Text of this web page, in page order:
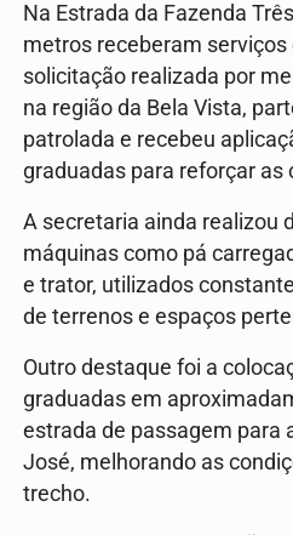
Na Estrada da Fazenda
metros receberam
solicitação realizada por
na região da Bela Vista,
patrolada e recebeu
graduadas para reforçar as
A secretaria ainda realizou
máquinas como pá
e trator, utilizados
de terrenos e espaços
Outro destaque foi a
graduadas em
estrada de passagem para
José, melhorando as
trecho.